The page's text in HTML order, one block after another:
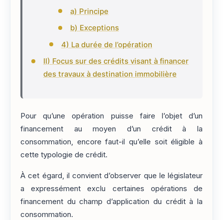
a) Principe
b) Exceptions
4) La durée de l’opération
II) Focus sur des crédits visant à financer
des travaux à destination immobilière
Pour qu’une opération puisse faire l’objet d’un
financement au moyen d’un crédit à la
consommation, encore faut-il qu’elle soit éligible à
cette typologie de crédit.
À cet égard, il convient d’observer que le législateur
a expressément exclu certaines opérations de
financement du champ d’application du crédit à la
consommation.